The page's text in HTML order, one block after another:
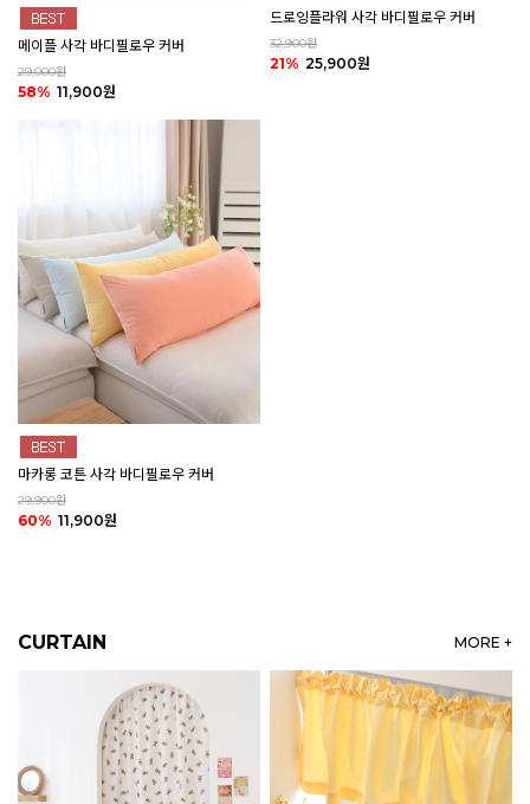
메이플 사각 바디필로우 커버
29,000원
58% 11,900원
드로잉플라워 사각 바디필로우 커버
32,900원
21% 25,900원
마카롱 코튼 사각 바디필로우 커버
29,900원
60% 11,900원
CURTAIN MORE +